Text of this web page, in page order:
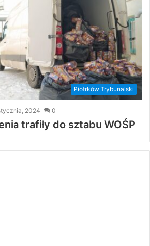
Piotrków Trybunalski
2024 0
trafiły do sztabu WOŚP